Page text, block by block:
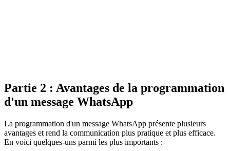
Partie 2 : Avantages de la programmation
d'un message WhatsApp
La programmation d'un message WhatsApp présente plusieurs
avantages et rend la communication plus pratique et plus efficace.
En voici quelques-uns parmi les plus importants :